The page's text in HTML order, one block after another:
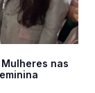
nas